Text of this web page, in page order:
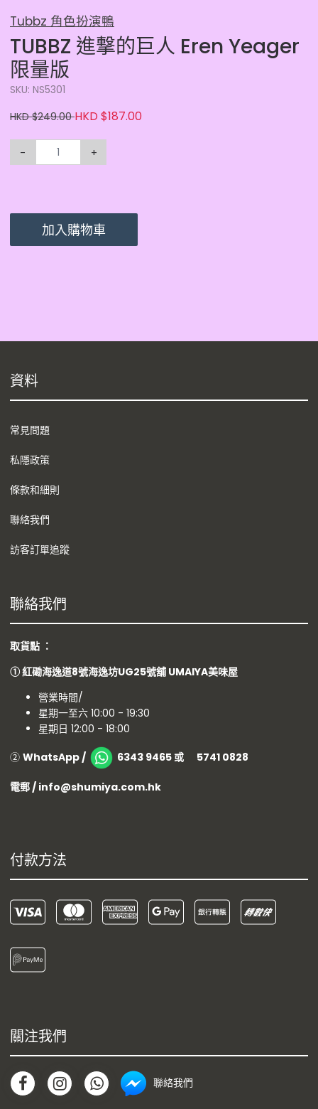
Tubbz 角色扮演鴨
TUBBZ 進撃的巨人 Eren Yeager
限量版
SKU: NS5301
HKD $249.00HKD $187.00
- +
加入購物車
資料
常見問題
私隱政策
條款和細則
聯絡我們
訪客訂單追蹤
聯絡我們
取貨點 ：
①紅磡海逸道8號海逸坊UG25號舖 UMAIYA美味屋
營業時間/
星期一至六 10:00 - 19:30
星期日 12:00 - 18:00
② WhatsApp / 6343 9465 或 5741 0828
電郵 / info@shumiya.com.hk
付款方法
關注我們
聯絡我們